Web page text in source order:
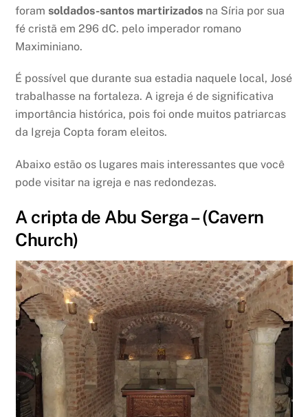
foramsoldados-santos martirizados na Síria por sua
fé cristã em 296 dC. pelo imperador romano
Maximiniano.
É possível que durante sua estadia naquele local, José
trabalhasse na fortaleza. A igreja é de significativa
importância histórica, pois foi onde muitos patriarcas
da Igreja Copta foram eleitos.
Abaixo estão os lugares mais interessantes que você
pode visitar na igreja e nas redondezas.
A cripta de Abu Serga – (Cavern
Church)